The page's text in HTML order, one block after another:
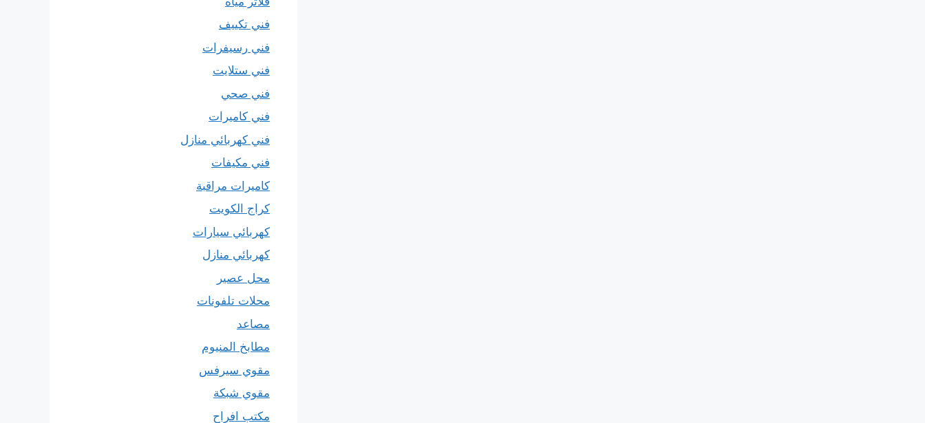
فني تكييف
فني رسيفرات
فني ستلايت
فني صحي
فني كاميرات
فني كهربائي منازل
فني مكيفات
كاميرات مراقبة
كراج الكويت
كهربائي سيارات
كهربائي منازل
محل عصير
محلات تلفونات
مصاعد
مطابخ المنيوم
مقوي سيرفس
مقوي شبكة
مكتب افراح